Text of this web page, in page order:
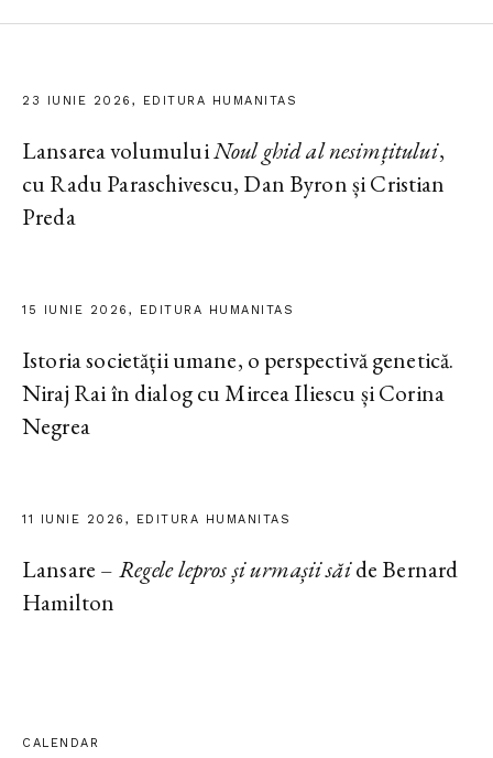
23 IUNIE 2026, EDITURA HUMANITAS
Lansarea volumuluiNoul ghid al nesimțitului,
cu Radu Paraschivescu, Dan Byron și Cristian
Preda
15 IUNIE 2026, EDITURA HUMANITAS
Istoria societății umane, o perspectivă genetică.
Niraj Rai în dialog cu Mircea Iliescu și Corina
Negrea
11 IUNIE 2026, EDITURA HUMANITAS
Lansare – Regele lepros și urmașii săide Bernard
Hamilton
CALENDAR